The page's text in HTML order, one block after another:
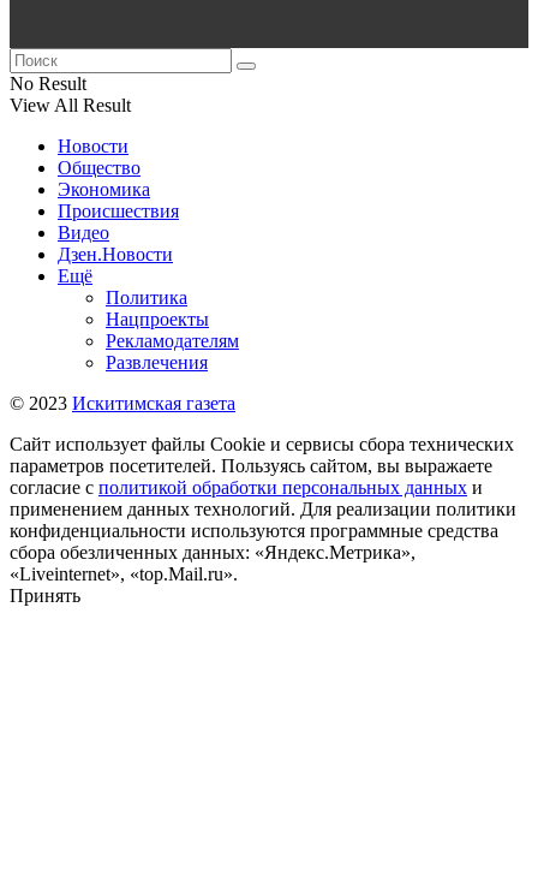
No Result
View All Result
Новости
Общество
Экономика
Происшествия
Видео
Дзен.Новости
Ещё
Политика
Нацпроекты
Рекламодателям
Развлечения
© 2023 Искитимская газета
Сайт использует файлы Cookie и сервисы сбора технических
параметров посетителей. Пользуясь сайтом, вы выражаете
согласие с политикой обработки персональных данных и
применением данных технологий. Для реализации политики
конфиденциальности используются программные средства
сбора обезличенных данных: «Яндекс.Метрика»,
«Liveinternet», «top.Mail.ru».
Принять